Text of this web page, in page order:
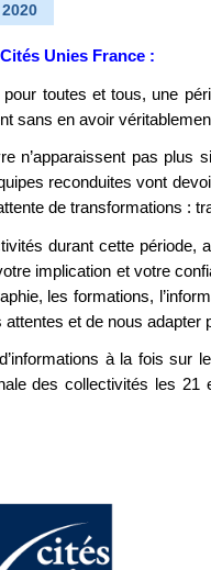
Unies France :
toutes et tous, une
sans en avoir
n’apparaissent pas plus
reconduites vont
de transformations :
durant cette période,
implication et votre
les formations,
et de nous adapter
à la fois sur
des collectivités les